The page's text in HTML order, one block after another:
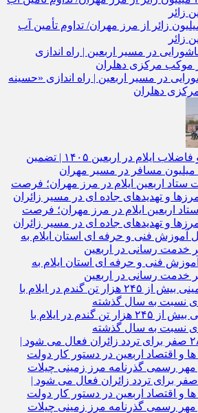
بیش از ۲.۵ میلیون زائر از مرز مهران/ تداوم تأمین آب
زائر
در مسیر اربعین | راه‌ اندازی «حسینه
دهلران
تلاش جهادی آب و فاضلاب ایلام در اربعین ۱۴۰۵ | تضمین
اربعین ایلام در مرز مهران؛ فرصت‌
و تهدیدهای جاده‌ ای در مسیر زائران
فنی و حرفه‌ ای استان ایلام به‌
خدمت‌ رسانی در اربعین
تحقق خرید تضمینی بیش از ۲۴۵ هزار تن گندم در ایلام با
مرز چیلات از ۲۸ صفر برای تردد زائران فعال می‌ شود |
و اقتصاد اربعین در دستور کار دولت
مهر رسمی گذرنامه مرز زمینی چیلات